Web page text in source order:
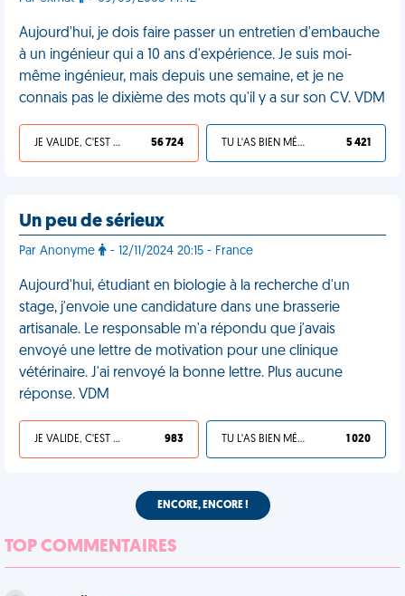
Aujourd'hui, je dois faire passer un entretien d'embauche
à un ingénieur qui a 10 ans d'expérience. Je suis moi-
même ingénieur, mais depuis une semaine, et je ne
connais pas le dixième des mots qu'il y a sur son CV. VDM
JE VALIDE, C'EST UNE VDM 56 724 TU L'AS BIEN MÉRITÉ 5 421
Un peu de sérieux
Par Anonyme - 12/11/2024 20:15 - France
Aujourd'hui, étudiant en biologie à la recherche d'un
stage, j'envoie une candidature dans une brasserie
artisanale. Le responsable m'a répondu que j'avais
envoyé une lettre de motivation pour une clinique
vétérinaire. J'ai renvoyé la bonne lettre. Plus aucune
réponse. VDM
JE VALIDE, C'EST UNE VDM 983 TU L'AS BIEN MÉRITÉ 1 020
ENCORE, ENCORE !
TOP COMMENTAIRES